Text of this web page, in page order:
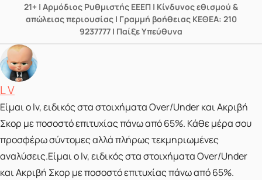
21+ | Αρμόδιος Ρυθμιστής ΕΕΕΠ | Κίνδυνος εθισμού &
απώλειας περιουσίας | Γραμμή βοήθειας ΚΕΘΕΑ: 210
9237777 | Παίξε Υπεύθυνα
Posted by
L V
Είμαι ο lv, ειδικός στα στοιχήματα Over/Under και Ακριβή
Σκορ με ποσοστό επιτυχίας πάνω από 65%. Κάθε μέρα σου
προσφέρω σύντομες αλλά πλήρως τεκμηριωμένες
αναλύσεις.Είμαι ο lv, ειδικός στα στοιχήματα Over/Under
και Ακριβή Σκορ με ποσοστό επιτυχίας πάνω από 65%.